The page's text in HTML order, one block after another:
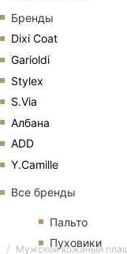
Бренды
Dixi Coat
Garioldi
Stylex
S.Via
Албана
ADD
Y.Camille
Все бренды
Пальто
Пуховики
Мужской кожаный